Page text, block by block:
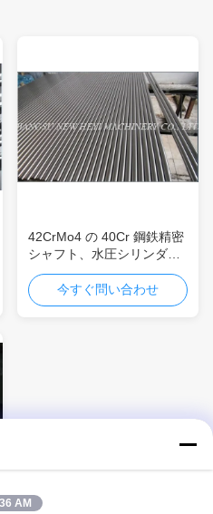
42CrMo4 の 40Cr 鋼鉄精密
シャフト、水圧シリンダ
50mm のための CK45 空ピ
ストン棒 60mm 70mm
今すぐ問い合わせ
AM